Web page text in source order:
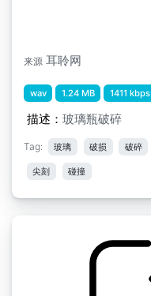
来源 耳聆网
wav 1.24 MB 1411 kbps
描述： 玻璃瓶破碎
Tag: 玻璃 破损 破碎
尖刻 碰撞